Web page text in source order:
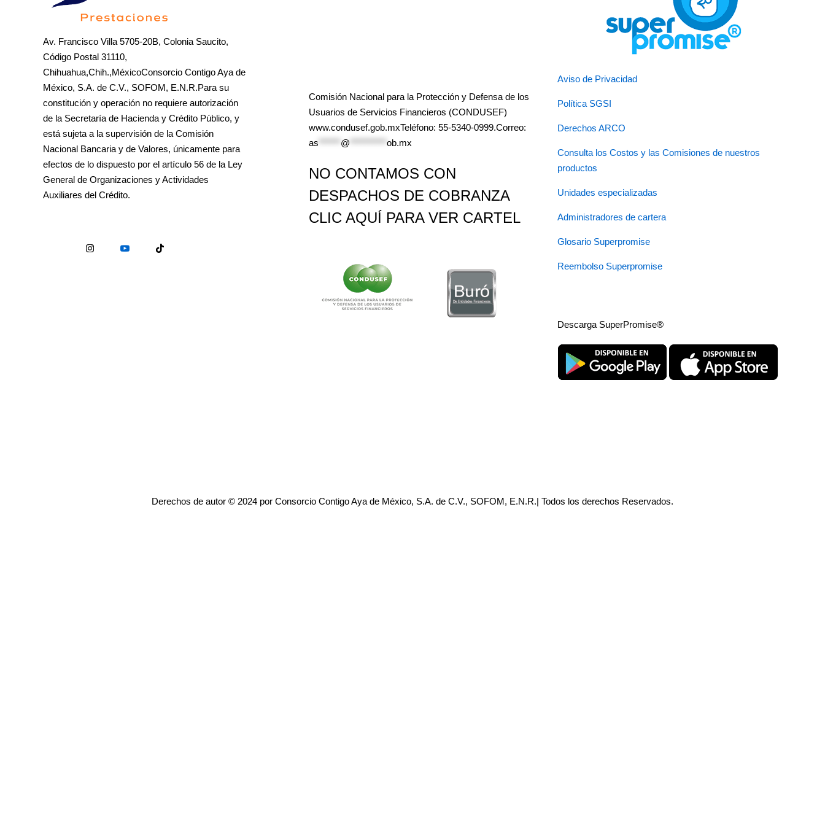
Av. Francisco Villa 5705-20B, Colonia Saucito,
Código Postal 31110,
Chihuahua,Chih.,MéxicoConsorcio Contigo Aya de
México, S.A. de C.V., SOFOM, E.N.R.Para su
constitución y operación no requiere autorización
de la Secretaría de Hacienda y Crédito Público, y
está sujeta a la supervisión de la Comisión
Nacional Bancaria y de Valores, únicamente para
efectos de lo dispuesto por el artículo 56 de la Ley
General de Organizaciones y Actividades
Auxiliares del Crédito.
Comisión Nacional para la Protección y Defensa de los
Usuarios de Servicios Financieros (CONDUSEF)
www.condusef.gob.mxTeléfono: 55-5340-0999.Correo:
as
@ ob.mx
NO CONTAMOS CON
DESPACHOS DE COBRANZA
CLIC AQUÍ PARA VER CARTEL
Aviso de Privacidad
Política SGSI
Derechos ARCO
Consulta los Costos y las Comisiones de nuestros
productos
Unidades especializadas
Administradores de cartera
Glosario Superpromise
Reembolso Superpromise
Descarga SuperPromise®
Derechos de autor © 2024 por Consorcio Contigo Aya de México, S.A. de C.V., SOFOM, E.N.R.| Todos los derechos Reservados.